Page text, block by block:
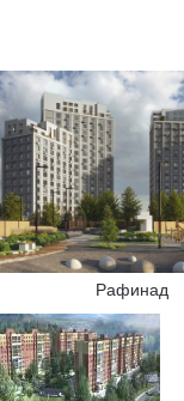
Рафинад